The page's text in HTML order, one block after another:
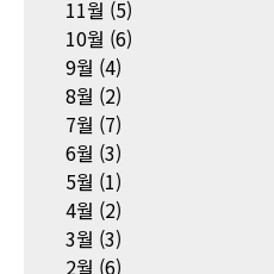
11월 (5)
10월 (6)
9월 (4)
8월 (2)
7월 (7)
6월 (3)
5월 (1)
4월 (2)
3월 (3)
2월 (6)